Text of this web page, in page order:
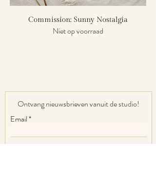
Commission: Sunny Nostalgia
Niet op voorraad
Ontvang nieuwsbrieven vanuit de studio!
Email